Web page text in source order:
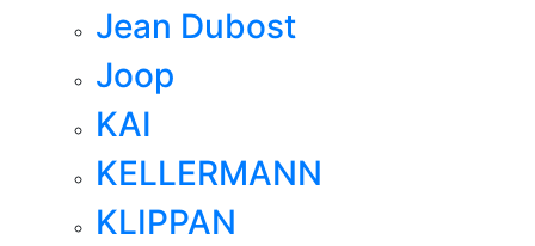
Jean Dubost
Joop
KAI
KELLERMANN
KLIPPAN